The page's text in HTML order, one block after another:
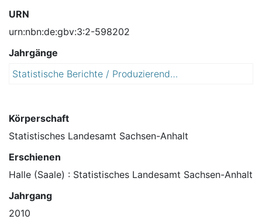
URN
urn:nbn:de:gbv:3:2-598202
Jahrgänge
Statistische Berichte / Produzierendes Gewerbe, Handwerk / Umsatz, tätige Personen, Auftragseingang und Auftragsbestand im Baugewerbe
Körperschaft
Statistisches Landesamt Sachsen-Anhalt
Erschienen
Halle (Saale) : Statistisches Landesamt Sachsen-Anhalt
Jahrgang
2010